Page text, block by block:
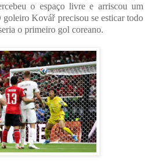
o espaço livre e arriscou um
goleiro Kovář precisou se esticar todo
o primeiro gol coreano.